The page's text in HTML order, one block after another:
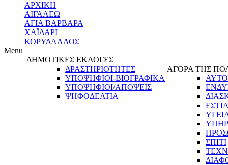
ΑΡΧΙΚΗ
ΑΙΓΑΛΕΩ
ΑΓΙΑ ΒΑΡΒΑΡΑ
ΧΑΪΔΑΡΙ
ΚΟΡΥΔΑΛΛΟΣ
Menu
ΔΗΜΟΤΙΚΕΣ ΕΚΛΟΓΕΣ
ΔΡΑΣΤΗΡΙΟΤΗΤΕΣ
ΥΠΟΨΗΦΙΟΙ-ΒΙΟΓΡΑΦΙΚΑ
ΥΠΟΨΗΦΙΟΙ/ΑΠΟΨΕΙΣ
ΨΗΦΟΔΕΛΤΙΑ
ΑΓΟΡΑ ΤΗΣ
ΣΠΙΤΙ